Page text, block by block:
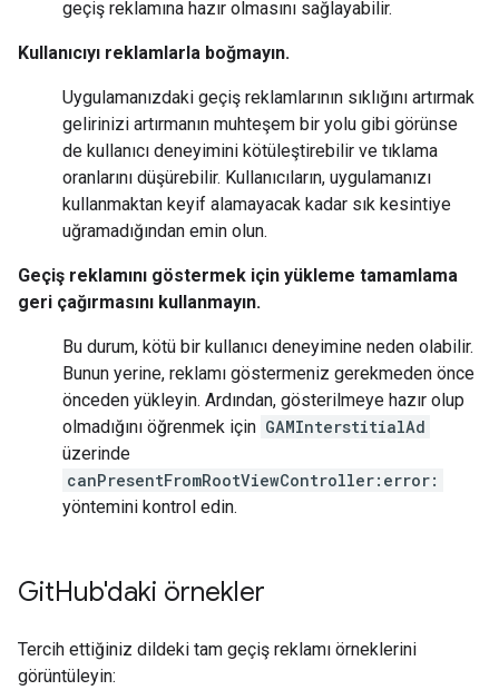
geçiş reklamına hazır olmasını sağlayabilir.
Kullanıcıyı reklamlarla boğmayın.
Uygulamanızdaki geçiş reklamlarının sıklığını artırmak
gelirinizi artırmanın muhteşem bir yolu gibi görünse
de kullanıcı deneyimini kötüleştirebilir ve tıklama
oranlarını düşürebilir. Kullanıcıların, uygulamanızı
kullanmaktan keyif alamayacak kadar sık kesintiye
uğramadığından emin olun.
Geçiş reklamını göstermek için yükleme tamamlama
geri çağırmasını kullanmayın.
Bu durum, kötü bir kullanıcı deneyimine neden olabilir.
Bunun yerine, reklamı göstermeniz gerekmeden önce
önceden yükleyin. Ardından, gösterilmeye hazır olup
olmadığını öğrenmek için GAMInterstitialAd
üzerinde
canPresentFromRootViewController:error:
yöntemini kontrol edin.
GitHub'daki örnekler
Tercih ettiğiniz dildeki tam geçiş reklamı örneklerini
görüntüleyin: